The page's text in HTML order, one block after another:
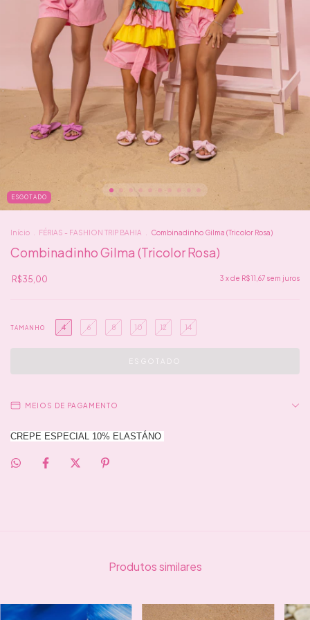
ESGOTADO
Início FÉRIAS - FASHION TRIP BAHIA Combinadinho Gilma (Tricolor Rosa)
Combinadinho Gilma (Tricolor Rosa)
R$35,00 3 x de R$11,67 sem juros
TAMANHO 4 6 8 10 12 14
MEIOS DE PAGAMENTO
CREPE ESPECIAL 10% ELASTÁNO
Produtos similares